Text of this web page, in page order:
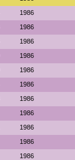
1986
1986
1986
1986
1986
1986
1986
1986
1986
1986
1986